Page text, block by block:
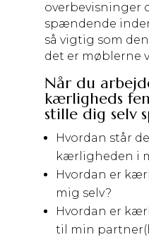
overbevisninger
spændende
så vigtig som
det er møblerne
Når du
kærligheds
stille dig selv
Hvordan står
kærligheden i
Hvordan er
mig selv?
Hvordan er
til min